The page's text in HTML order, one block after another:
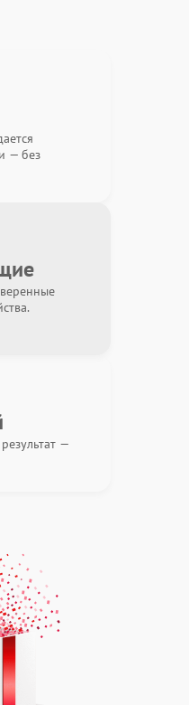
— без
—